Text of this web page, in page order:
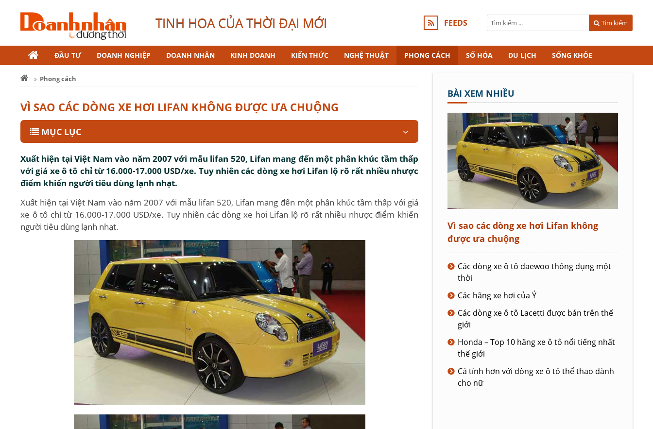
TINH HOA CỦA THỜI ĐẠI MỚI FEEDS Tìm kiếm
ĐẦU TƯ DOANH NGHIỆP DOANH NHÂN KINH DOANH KIẾN THỨC NGHỆ THUẬT PHONG CÁCH SỐ HÓA DU LỊCH SỐNG KHỎE
Phong cách
VÌ SAO CÁC DÒNG XE HƠI LIFAN KHÔNG ĐƯỢC ƯA CHUỘNG
MỤC LỤC
Xuất hiện tại Việt Nam vào năm 2007 với mẫu lifan 520, Lifan mang đến một phân khúc tầm thấp
với giá xe ô tô chỉ từ 16.000-17.000 USD/xe. Tuy nhiên các dòng xe hơi Lifan lộ rõ rất nhiều nhược
điểm khiến người tiêu dùng lạnh nhạt.
Xuất hiện tại Việt Nam vào năm 2007 với mẫu lifan 520, Lifan mang đến một phân khúc tầm thấp với giá
xe ô tô chỉ từ 16.000-17.000 USD/xe. Tuy nhiên các dòng xe hơi Lifan lộ rõ rất nhiều nhược điểm khiến
người tiêu dùng lạnh nhạt.
BÀI XEM NHIỀU
Vì sao các dòng xe hơi Lifan không
được ưa chuộng
Các dòng xe ô tô daewoo thông dụng một
thời
Các hãng xe hơi của Ý
Các dòng xe ô tô Lacetti được bán trên thế
giới
Honda – Top 10 hãng xe ô tô nổi tiếng nhất
thế giới
Cá tính hơn với dòng xe ô tô thể thao dành
cho nữ